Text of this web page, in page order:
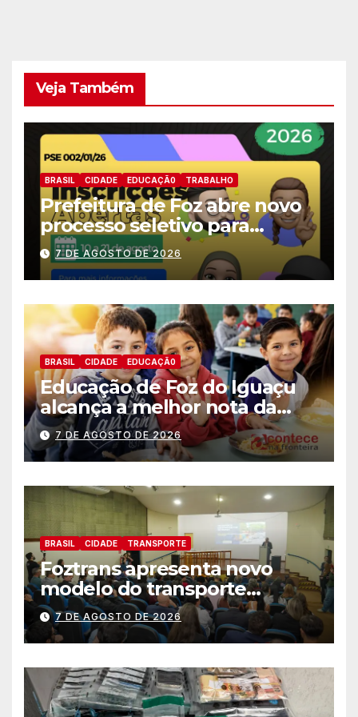
Veja Também
BRASIL CIDADE EDUCAÇÃ0 TRABALHO
Prefeitura de Foz abre novo
processo seletivo para
estagiários
7 DE AGOSTO DE 2026
BRASIL CIDADE EDUCAÇÃ0
Educação de Foz do Iguaçu
alcança a melhor nota da
história no IDEB
7 DE AGOSTO DE 2026
BRASIL CIDADE TRANSPORTE
Foztrans apresenta novo
modelo do transporte
coletivo em audiência
pública e avança para um
sistema mais moderno e
eficiente
7 DE AGOSTO DE 2026